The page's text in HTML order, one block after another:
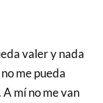
valer y nada
me pueda
mí no me van